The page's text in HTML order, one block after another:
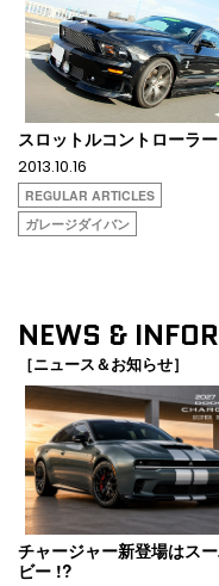
スロットルコントローラー
2013.10.16
REGULAR ARTICLES
ガレージダイバン
NEWS &
［ニュース＆お知らせ］
チャージャー新登場はス
ビー !?